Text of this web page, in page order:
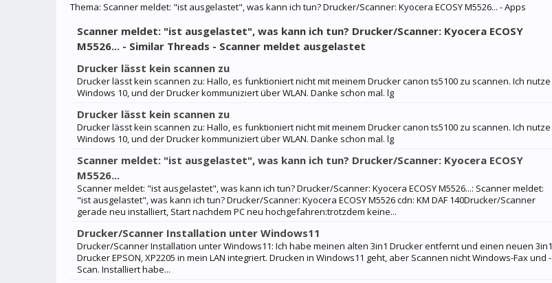
Thema: Scanner meldet: "ist ausgelastet", was kann ich tun? Drucker/Scanner: Kyocera ECOSY M5526... - Apps
Scanner meldet: "ist ausgelastet", was kann ich tun? Drucker/Scanner: Kyocera ECOSY
M5526... - Similar Threads - Scanner meldet ausgelastet
Drucker lässt kein scannen zu
Drucker lässt kein scannen zu: Hallo, es funktioniert nicht mit meinem Drucker canon ts5100 zu scannen. Ich nutze
Windows 10, und der Drucker kommuniziert über WLAN. Danke schon mal. lg
Drucker lässt kein scannen zu
Drucker lässt kein scannen zu: Hallo, es funktioniert nicht mit meinem Drucker canon ts5100 zu scannen. Ich nutze
Windows 10, und der Drucker kommuniziert über WLAN. Danke schon mal. lg
Scanner meldet: "ist ausgelastet", was kann ich tun? Drucker/Scanner: Kyocera ECOSY
M5526...
Scanner meldet: "ist ausgelastet", was kann ich tun? Drucker/Scanner: Kyocera ECOSY M5526...: Scanner meldet:
"ist ausgelastet", was kann ich tun? Drucker/Scanner: Kyocera ECOSY M5526 cdn: KM DAF 140Drucker/Scanner
gerade neu installiert, Start nachdem PC neu hochgefahren:trotzdem keine...
Drucker/Scanner Installation unter Windows11
Drucker/Scanner Installation unter Windows11: Ich habe meinen alten 3in1 Drucker entfernt und einen neuen 3in1
Drucker EPSON, XP2205 in mein LAN integriert. Drucken in Windows11 geht, aber Scannen nicht Windows-Fax und -
Scan. Installiert habe...